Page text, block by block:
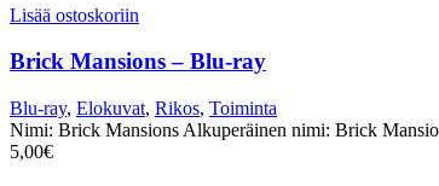
Lisää ostoskoriin
Brick Mansions – Blu-ray
Blu-ray, Elokuvat, Rikos, Toiminta
Nimi: Brick Mansions Alkuperäinen nimi: Brick
5,00€